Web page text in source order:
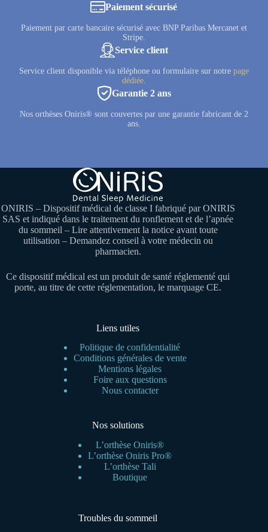
Paiement sécurisé
Paiement par carte bancaire sécurisé avec BNP Paribas Mercanet et
Stripe.
Service client
Service client disponible via téléphone ou formulaire sur notre page
dédiée.
Garantie 2 ans
Nos orthèses Oniris® sont couvertes par une garantie fabricant de 2
ans.
ONIRIS – Dispositif médical de classe I fabriqué par ONIRIS
SAS et indiqué dans le traitement du ronflement et de l’apnée
du sommeil – Lire attentivement la notice avant toute
utilisation – Demandez conseil à votre médecin ou
pharmacien.
Ce dispositif médical est un produit de santé réglementé qui
porte, au titre de cette réglementation, le marquage CE.
Liens utiles
Politique de confidentialité
Conditions générales de vente
Mentions légales
Foire aux questions
Nous contacter
Nos solutions
L’orthèse Oniris®
L’orthèse Oniris Pro®
L’orthèse Tali
Boutique
Troubles du sommeil